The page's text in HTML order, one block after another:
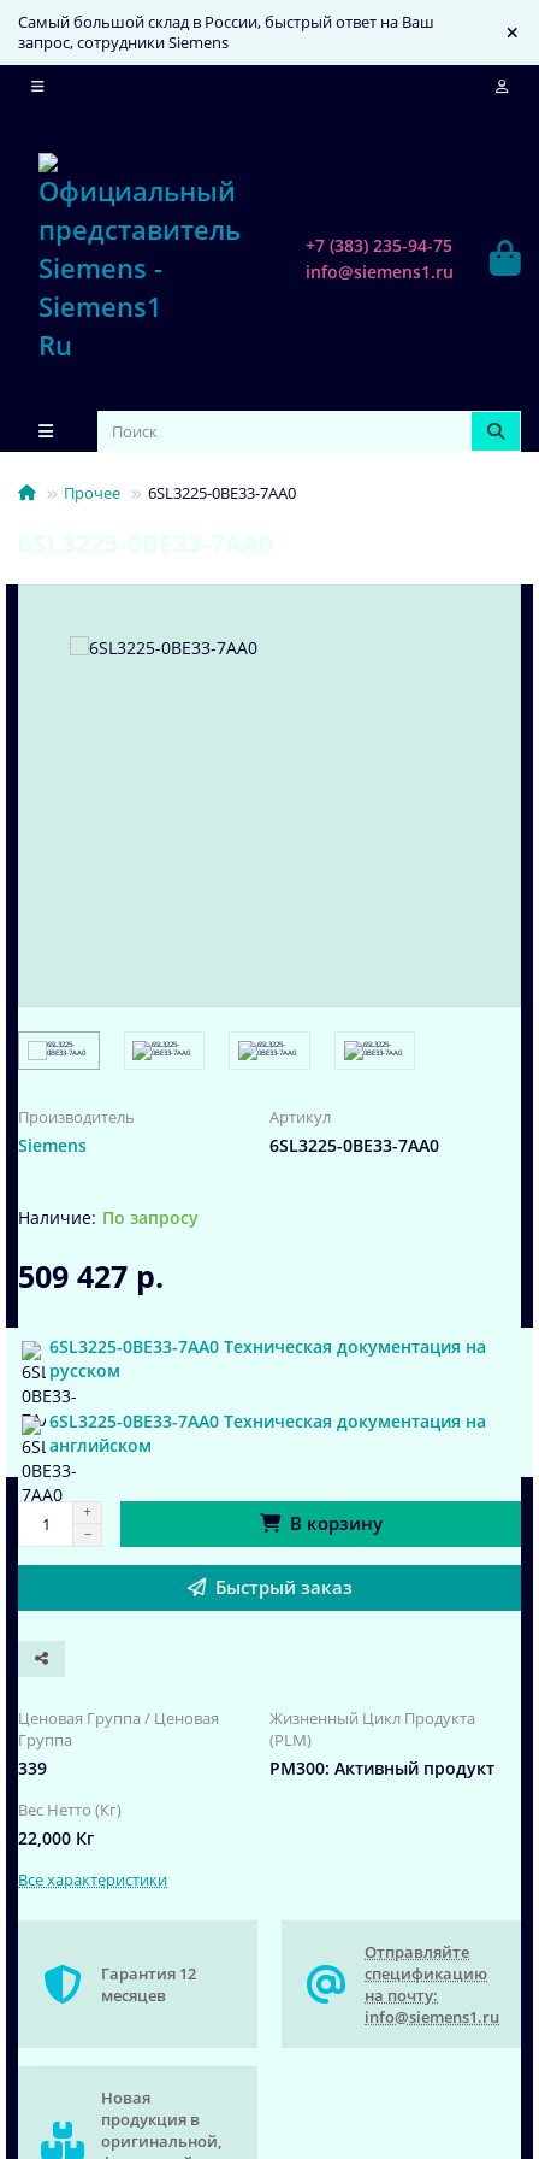
Самый большой склад в России, быстрый ответ на Ваш
запрос, сотрудники Siemens
+7 (383) 235-94-75
info@siemens1.ru
Прочее 6SL3225-0BE33-7AA0
6SL3225-0BE33-7AA0
Производитель
Siemens
Артикул
6SL3225-0BE33-7AA0
По запросу
509 427 р.
6SL3225-0BE33-7AA0 Техническая документация на
русском
6SL3225-0BE33-7AA0 Техническая документация на
английском
В корзину
Быстрый заказ
Ценовая Группа / Ценовая
Группа
339
Жизненный Цикл Продукта
(PLM)
PM300: Активный продукт
Вес Нетто (Кг)
22,000 Кг
Все характеристики
Гарантия 12
месяцев
Отправляйте
спецификацию
на почту:
info@siemens1.ru
Новая
продукция в
оригинальной,